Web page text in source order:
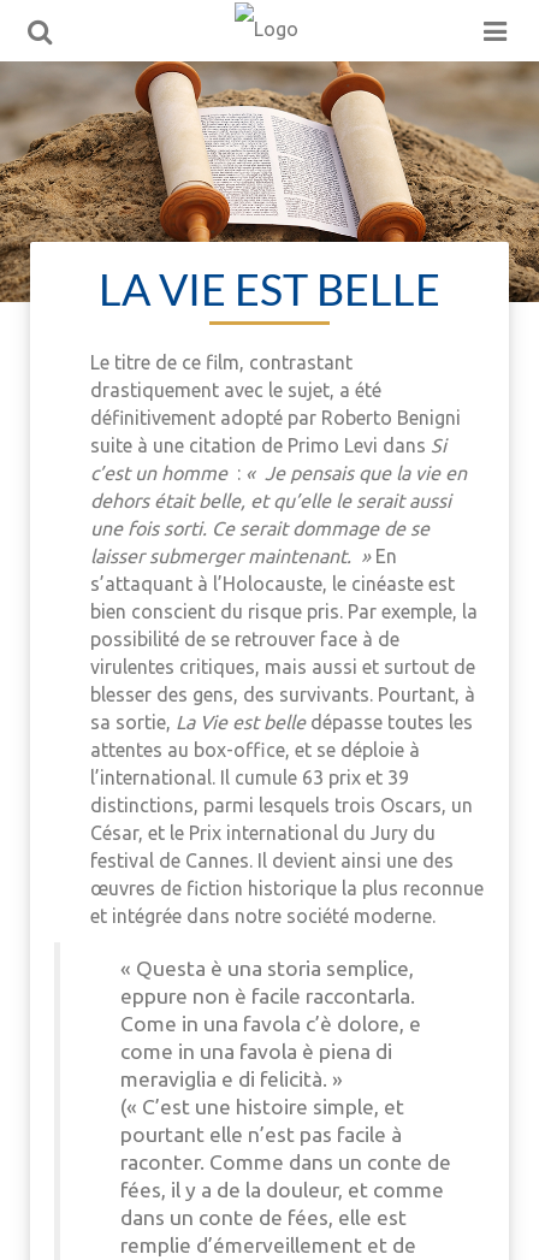
LA VIE EST BELLE
Le titre de ce film, contrastant
drastiquement avec le sujet, a été
définitivement adopté par Roberto Benigni
suite à une citation de Primo Levi dans Si
c’est un homme : « Je pensais que la vie en
dehors était belle, et qu’elle le serait aussi
une fois sorti. Ce serait dommage de se
laisser submerger maintenant. »En
s’attaquant à l’Holocauste, le cinéaste est
bien conscient du risque pris. Par exemple, la
possibilité de se retrouver face à de
virulentes critiques, mais aussi et surtout de
blesser des gens, des survivants. Pourtant, à
sa sortie, La Vie est belledépasse toutes les
attentes au box-office, et se déploie à
l’international. Il cumule 63 prix et 39
distinctions, parmi lesquels trois Oscars, un
César, et le Prix international du Jury du
festival de Cannes. Il devient ainsi une des
œuvres de fiction historique la plus reconnue
et intégrée dans notre société moderne.
« Questa è una storia semplice,
eppure non è facile raccontarla.
Come in una favola c’è dolore, e
come in una favola è piena di
meraviglia e di felicità. »
(« C’est une histoire simple, et
pourtant elle n’est pas facile à
raconter. Comme dans un conte de
fées, il y a de la douleur, et comme
dans un conte de fées, elle est
remplie d’émerveillement et de